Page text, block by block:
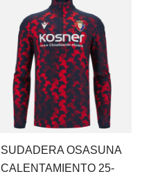
SUDADERA OSASUNA
CALENTAMIENTO 25-